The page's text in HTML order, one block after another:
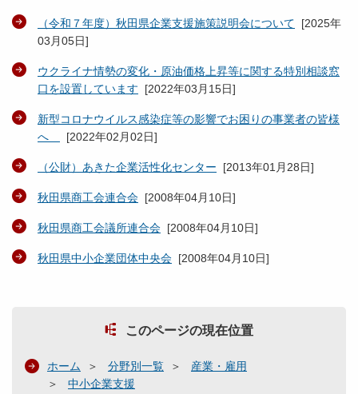
（令和７年度）秋田県企業支援施策説明会について [2025年
03月05日]
ウクライナ情勢の変化・原油価格上昇等に関する特別相談窓
口を設置しています [2022年03月15日]
新型コロナウイルス感染症等の影響でお困りの事業者の皆様
へ
[2022年02月02日]
（公財）あきた企業活性化センター [2013年01月28日]
秋田県商工会連合会 [2008年04月10日]
秋田県商工会議所連合会 [2008年04月10日]
秋田県中小企業団体中央会 [2008年04月10日]
このページの現在位置
ホーム 分野別一覧
産業・雇用
中小企業支援